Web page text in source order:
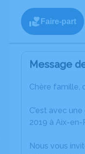
Faire-part
Message
Chère famille,
C’est avec
2019 à Aix-en-
Nous vous